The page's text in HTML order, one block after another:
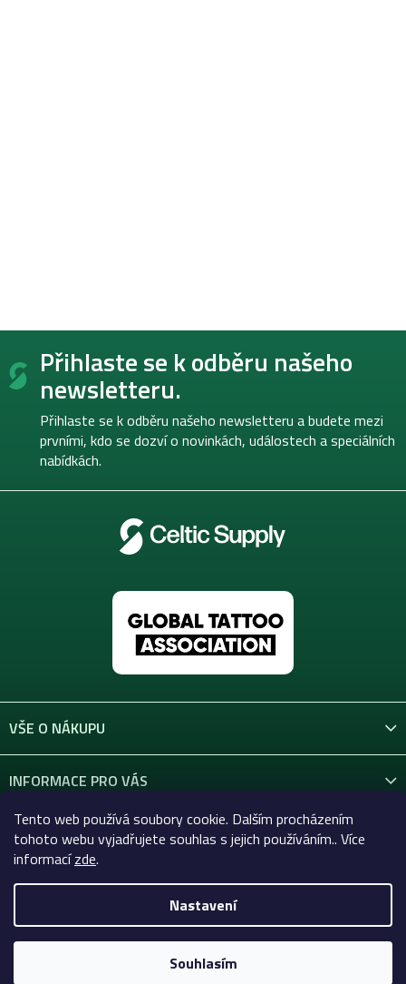
Tento web používá soubory cookie. Dalším procházením
tohoto webu vyjadřujete souhlas s jejich používáním.. Více
informacízde.
Nastavení
Souhlasím
Z
Přihlaste se k odběru našeho
newsletteru.
Přihlaste se k odběru našeho newsletteru a budete mezi
prvními, kdo se dozví o novinkách, událostech a speciálních
nabídkách.
VŠE O NÁKUPU
INFORMACE PRO VÁS
KONTAKT
Copyright 2026Celtic-Supply.cz | Vše pro tetování a
permanentní makeup. Všechna práva vyhrazena.